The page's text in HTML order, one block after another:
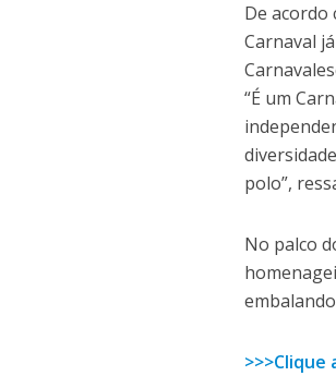
De acordo
Carnaval
“É um
polo”,
No palco
>>>Clique